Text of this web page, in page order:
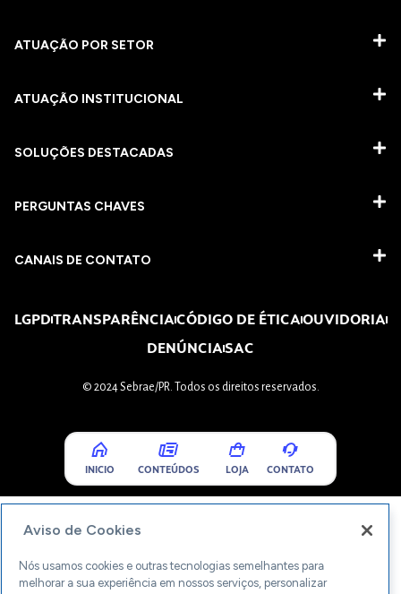
ATUAÇÃO POR SETOR
ATUAÇÃO INSTITUCIONAL
SOLUÇÕES DESTACADAS
PERGUNTAS CHAVES​
CANAIS DE CONTATO
LGPDTRANSPARÊNCIACÓDIGO DE ÉTICAOUVIDORIA
DENÚNCIASAC
© 2024 Sebrae/PR. Todos os direitos reservados.
INICIO CONTEÚDOS LOJA CONTATO
Aviso de Cookies
Nós usamos cookies e outras tecnologias semelhantes para
melhorar a sua experiência em nossos serviços, personalizar